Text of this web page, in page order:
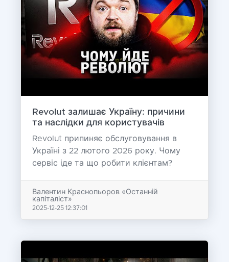
Revolut залишає Україну: причини
та наслідки для користувачів
Revolut припиняє обслуговування в
Україні з 22 лютого 2026 року. Чому
сервіс іде та що робити клієнтам?
Валентин Краснопьоров «Останній
капіталіст»
2025-12-25 12:37:01